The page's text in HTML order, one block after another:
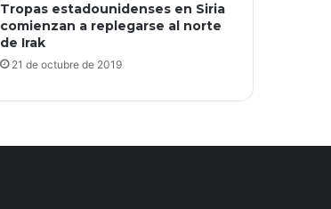
Tropas estadounidenses en Siria
comienzan a replegarse al norte
de Irak
21 de octubre de 2019